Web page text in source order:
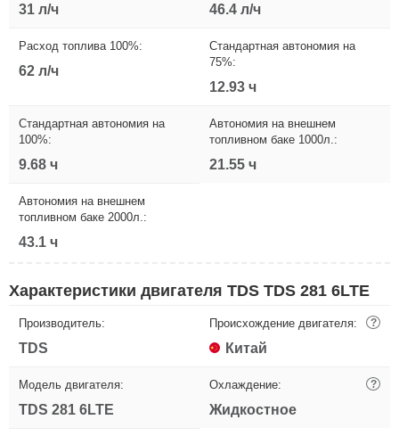
31 л/ч 46.4 л/ч
Расход топлива 100%:
62 л/ч
Стандартная автономия на
75%:
12.93 ч
Стандартная автономия на
100%:
9.68 ч
Автономия на внешнем
топливном баке 1000л.:
21.55 ч
Автономия на внешнем
топливном баке 2000л.:
43.1 ч
Характеристики двигателя TDS TDS 281 6LTE
Производитель:
TDS
Происхождение двигателя: ?
Китай
Модель двигателя:
TDS 281 6LTE
Охлаждение: ?
Жидкостное